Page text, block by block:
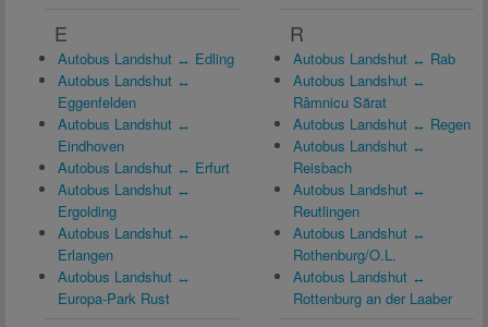
E
Autobus Landshut ↔ Edling
Autobus Landshut ↔
Eggenfelden
Autobus Landshut ↔
Eindhoven
Autobus Landshut ↔ Erfurt
Autobus Landshut ↔
Ergolding
Autobus Landshut ↔
Erlangen
Autobus Landshut ↔
Europa-Park Rust
R
Autobus Landshut ↔ Rab
Autobus Landshut ↔
Râmnicu Sărat
Autobus Landshut ↔ Regen
Autobus Landshut ↔
Reisbach
Autobus Landshut ↔
Reutlingen
Autobus Landshut ↔
Rothenburg/O.L.
Autobus Landshut ↔
Rottenburg an der Laaber